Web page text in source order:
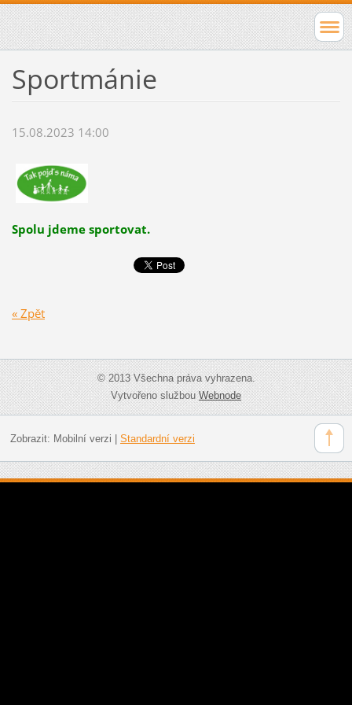
Sportmánie
15.08.2023 14:00
Spolu jdeme sportovat.
« Zpět
© 2013 Všechna práva vyhrazena.
Vytvořeno službouWebnode
Zobrazit: Mobilní verzi Standardní verzi